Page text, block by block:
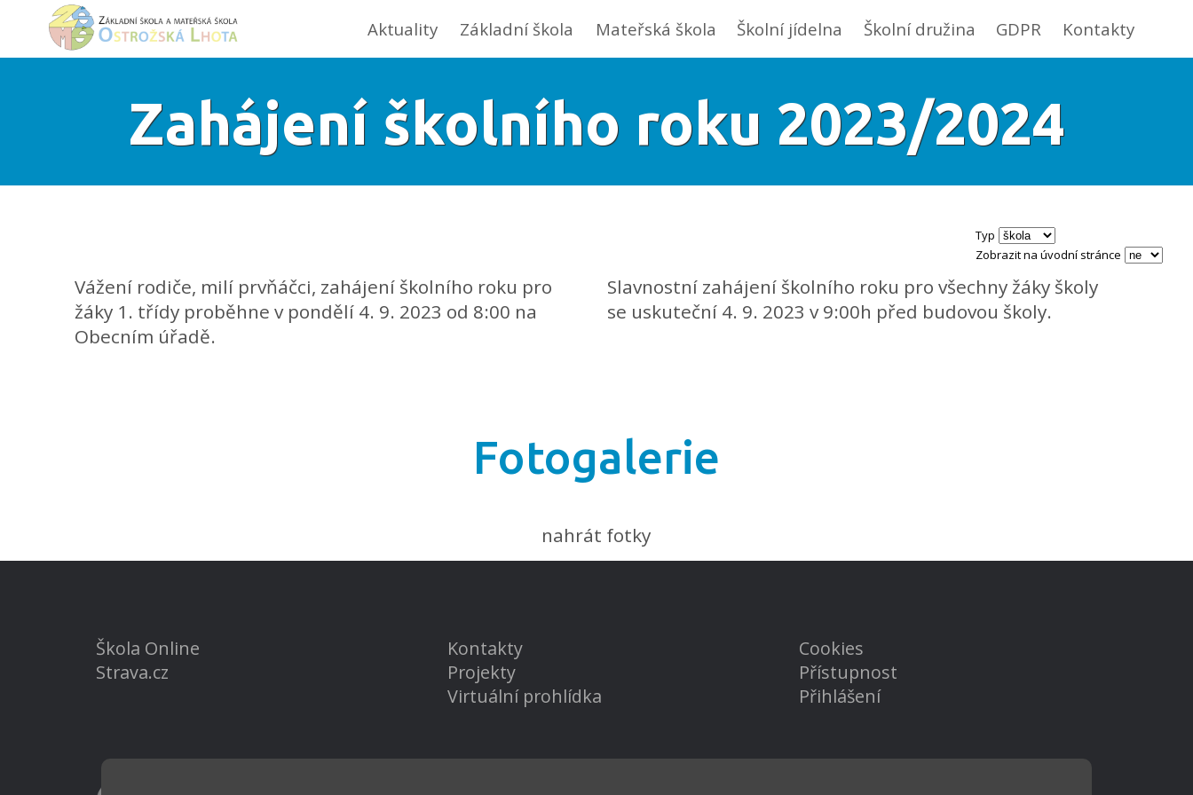
Aktuality Základní škola Mateřská škola Školní jídelna Školní družina GDPR Kontakty
Zahájení školního roku 2023/2024
Typ
Zobrazit na úvodní stránce
Vážení rodiče, milí prvňáčci, zahájení školního roku pro
žáky 1. třídy proběhne v pondělí 4. 9. 2023 od 8:00 na
Obecním úřadě.
Slavnostní zahájení školního roku pro všechny žáky školy
se uskuteční 4. 9. 2023 v 9:00h před budovou školy.
Fotogalerie
nahrát fotky
Škola Online
Strava.cz
Kontakty
Projekty
Virtuální prohlídka
Cookies
Přístupnost
Přihlášení